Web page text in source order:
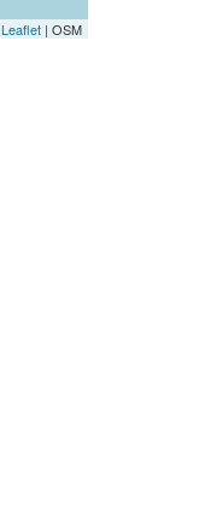
Leaflet | OSM